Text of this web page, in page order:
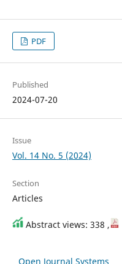
PDF
Published
2024-07-20
Issue
Vol. 14 No. 5 (2024)
Section
Articles
Abstract views: 338 ,
Open Journal Systems